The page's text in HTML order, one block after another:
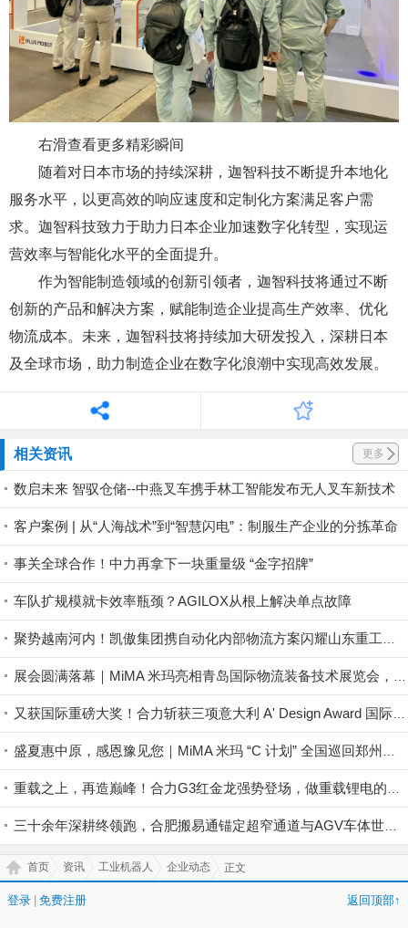
右滑查看更多精彩瞬间
随着对日本市场的持续深耕，迦智科技不断提升本地化
服务水平，以更高效的响应速度和定制化方案满足客户需
求。迦智科技致力于助力日本企业加速数字化转型，实现运
营效率与智能化水平的全面提升。
作为智能制造领域的创新引领者，迦智科技将通过不断
创新的产品和解决方案，赋能制造企业提高生产效率、优化
物流成本。未来，迦智科技将持续加大研发投入，深耕日本
及全球市场，助力制造企业在数字化浪潮中实现高效发展。
相关资讯 更多
数启未来 智驭仓储--中燕叉车携手林工智能发布无人叉车新技术
客户案例 | 从“人海战术”到“智慧闪电”：制服生产企业的分拣革命
事关全球合作！中力再拿下一块重量级 “金字招牌”
车队扩规模就卡效率瓶颈？AGILOX从根上解决单点故障
首页 资讯 工业机器人 企业动态 正文
登录 免费注册 返回顶部↑